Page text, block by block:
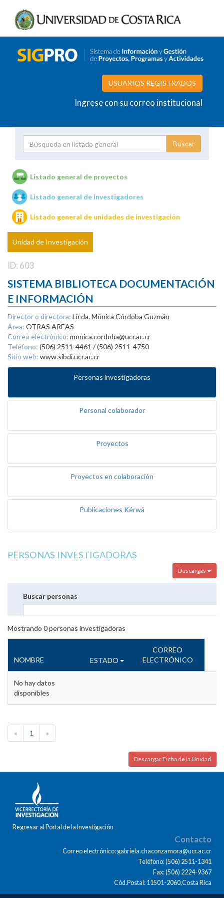
USUARIOS REGISTRADOS
Ingrese con su correo institucional
Unidades de investigación
Listado general de proyectos
Listado general de investigadores
Listado general de unidades de investigación
Unidad de Investigación
ID: 603
SISTEMA BIBLIOTECA DOCUMENTACIÓN
E INFORMACIÓN
Director o directora: Licda. Mónica Córdoba Guzmán
Área: OTRAS AREAS
Correo electrónico: monica.cordoba@ucr.ac.cr
Teléfono: (506) 2511-4461 / (506) 2511-4750
Sitio web: www.sibdi.ucr.ac.cr
Personas investigadoras
Personal colaborador
Proyectos
Proyectos en colaboración
Publicaciones Kérwá
PERSONAS INVESTIGADORAS
Descargas
Buscar personas
Mostrando 0personas investigadoras
NOMBRE ESTADO
CORREO
ELECTRÓNICO
No hay datos
disponibles
« 1 »
Descargar Ficha de la Unidad
Regresar al Portal de la Investigación
Contacto
Correo electrónico: gabriela.chaconzamora@ucr.ac.cr
Teléfono: (506) 2511-1341
Fax: (506) 2224-9367
Cód.Postal: 11501-2060,Costa Rica